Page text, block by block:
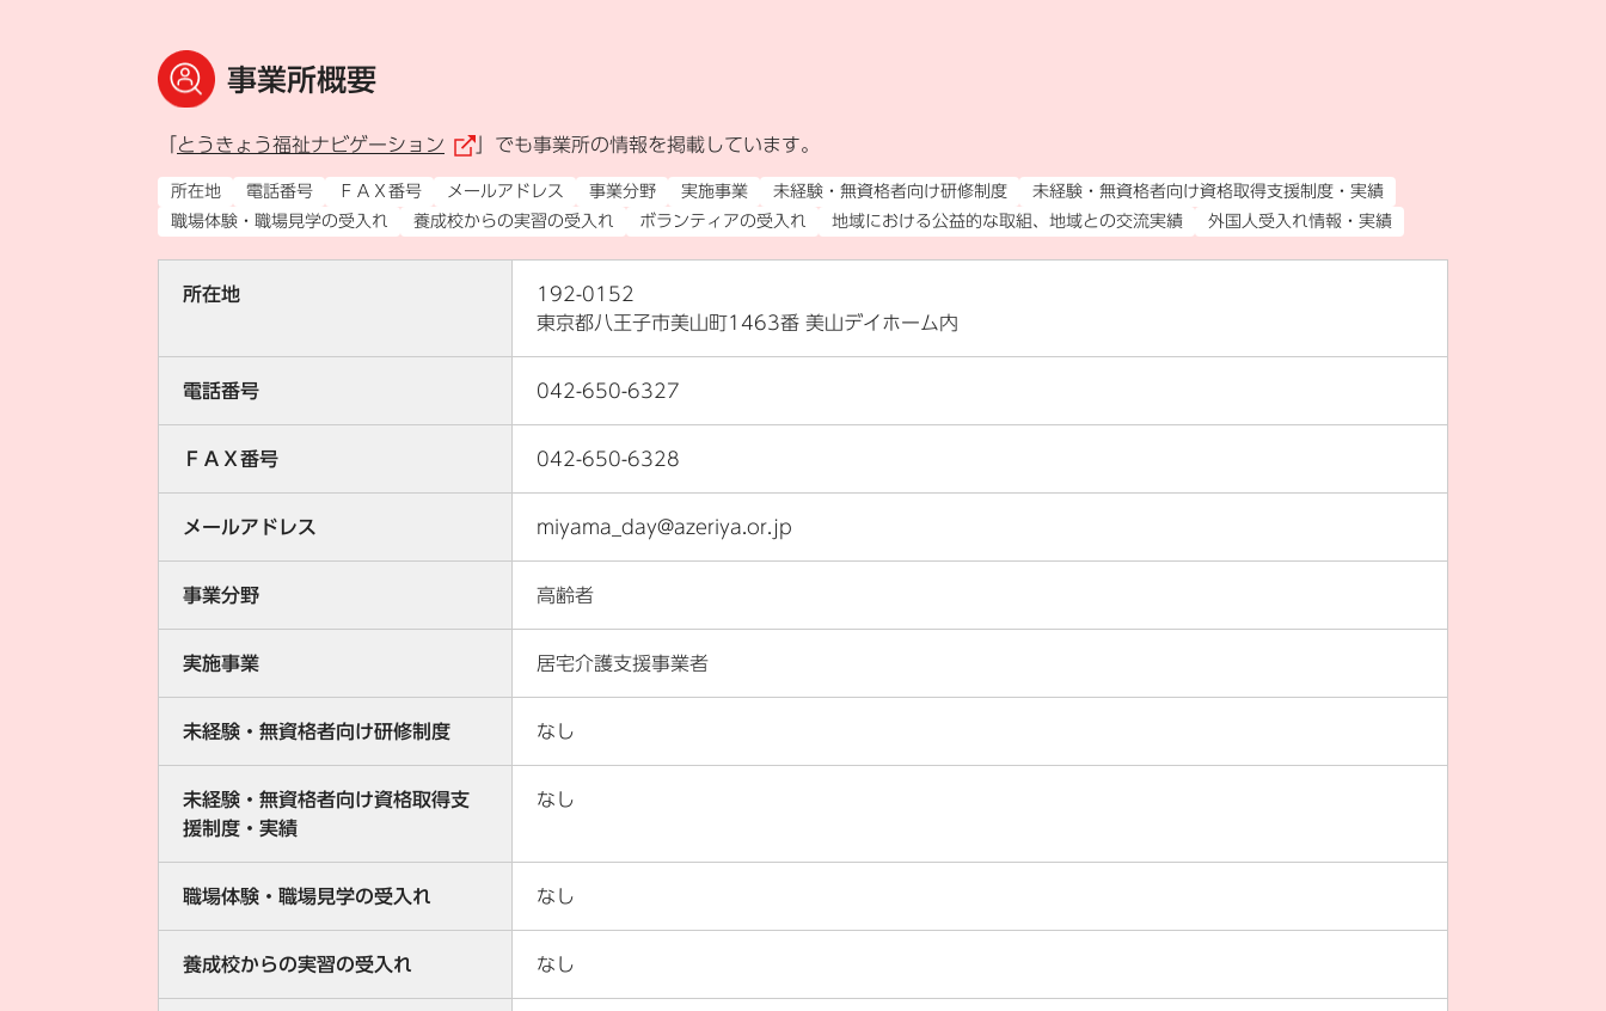
事業所概要
とうきょう福祉ナビゲーション （外部リンク）
」でも事業所の情報を掲載しています。
所在地 電話番号 ＦＡＸ番号 メールアドレス 事業分野 実施事業 未経験・無資格者向け研修制度
未経験・無資格者向け資格取得支援制度・実績
職場体験・職場見学の受入れ
養成校からの実習の受入れ ボランティアの受入れ 地域における公益的な取組、地域との交流実績 外国人受入れ情報・実績
所在地
192-0152
東京都八王子市美山町1463番 美山デイホーム内
電話番号 042-650-6327
ＦＡＸ番号 042-650-6328
メールアドレス miyama_day@azeriya.or.jp
事業分野 高齢者
実施事業 居宅介護支援事業者
未経験・無資格者向け研修制度 なし
未経験・無資格者向け資格取得支
援制度・実績
なし
職場体験・職場見学の受入れ なし
養成校からの実習の受入れ なし